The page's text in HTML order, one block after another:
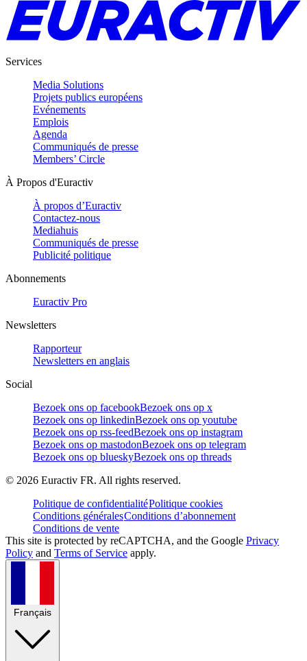
Services
Media Solutions
Projets publics européens
Evénements
Emplois
Agenda
Communiqués de presse
Members’ Circle
À Propos d'Euractiv
À propos d’Euractiv
Contactez-nous
Mediahuis
Communiqués de presse
Publicité politique
Abonnements
Euractiv Pro
Newsletters
Rapporteur
Newsletters en anglais
Social
Bezoek ons op facebookBezoek ons op x
Bezoek ons op linkedinBezoek ons op youtube
Bezoek ons op rss-feedBezoek ons op instagram
Bezoek ons op mastodonBezoek ons op telegram
Bezoek ons op blueskyBezoek ons op threads
© 2026 Euractiv FR. All rights reserved.
Politique de confidentialitéPolitique cookies
Conditions généralesConditions d’abonnement
Conditions de vente
This site is protected by reCAPTCHA, and the Google Privacy
Policy and Terms of Service apply.
Français